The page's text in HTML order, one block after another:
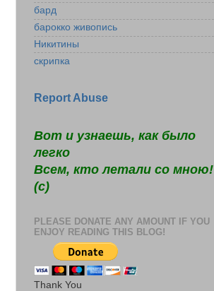
бард
барокко живопись
Никитины
скрипка
Report Abuse
Вот и узнаешь, как было
легко
Всем, кто летали со мною!
(c)
PLEASE DONATE ANY AMOUNT IF YOU
ENJOY READING THIS BLOG!
Thank You